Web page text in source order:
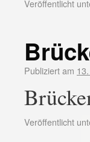
Veröffentlicht
Publiziert am
Veröffentlicht